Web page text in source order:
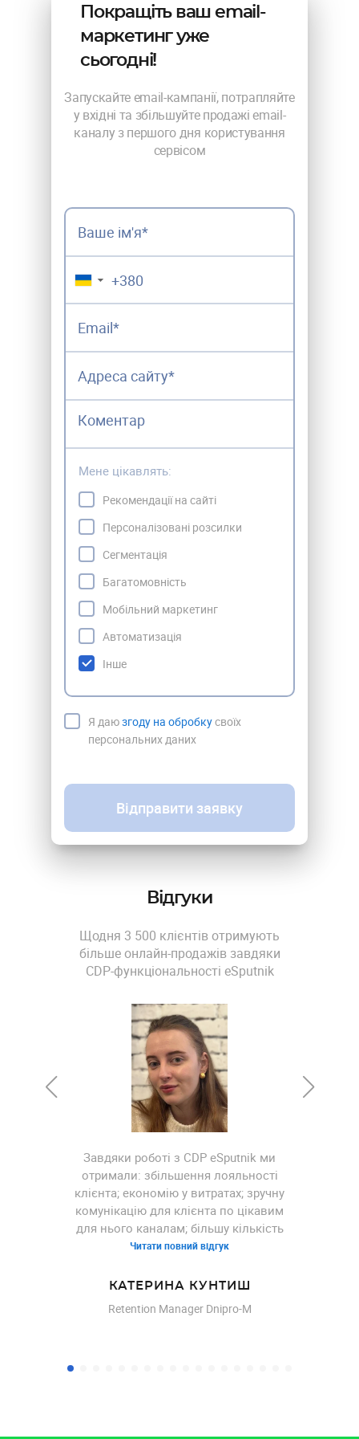
Покращіть ваш email-
маркетинг уже
сьогодні!
Запускайте email-кампанії, потрапляйте
у вхідні та збільшуйте продажі email-
каналу з першого дня користування
сервісом
▼
Мене цікавлять:
Рекомендації на сайті
Персоналізовані розсилки
Сегментація
Багатомовність
Мобільний маркетинг
Автоматизація
Інше
Я даюзгоду на обробкусвоїх
персональних даних
Відправити заявку
Відгуки
Щодня 3 500 клієнтів отримують
більше онлайн-продажів завдяки
CDP-функціональності eSputnik
КАТЕРИНА КУНТИШ
Retention Manager Dnipro-M
Читати повний відгук
Завдяки роботі з CDP eSputnik ми
отримали: збільшення лояльності
клієнта; економію у витратах; зручну
комунікацію для клієнта по цікавим
для нього каналам; більшу кількість
переходів, перечитувань та покупок.
платформи клієнтських даних нам
персоналізація розсилок –